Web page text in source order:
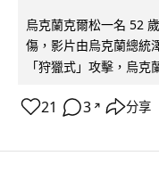
烏克蘭克爾松一名 52
傷，影片由烏克蘭總統
「狩獵式」攻擊，烏克
21 3 ↗ 分享